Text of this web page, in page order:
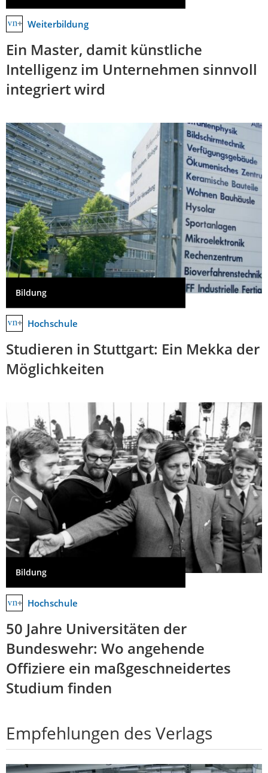
Weiterbildung
Ein Master, damit künstliche
Intelligenz im Unternehmen sinnvoll
integriert wird
Bildung
Hochschule
Studieren in Stuttgart: Ein Mekka der
Möglichkeiten
Bildung
Hochschule
50 Jahre Universitäten der
Bundeswehr: Wo angehende
Offiziere ein maßgeschneidertes
Studium finden
Empfehlungen des Verlags